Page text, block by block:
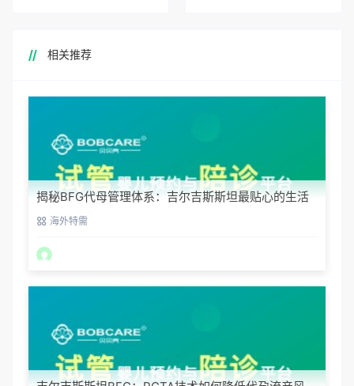
相关推荐
揭秘BFG代母管理体系：吉尔吉斯斯坦最贴心的生活
照顾海外特需